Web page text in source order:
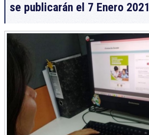
se publicarán el 7 Enero 2021